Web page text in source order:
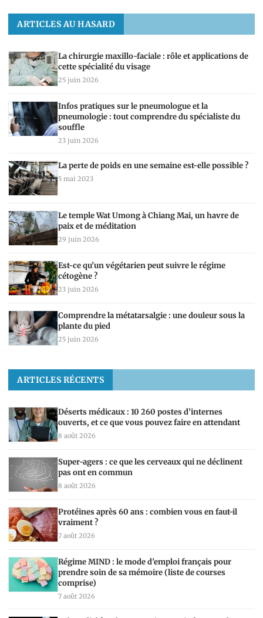
ARTICLES AU HASARD
La chirurgie maxillo-faciale : rôle et applications de
cette spécialité du visage
25 juin 2026
Infos pratiques sur le pneumologue et la
pneumologie : tout comprendre du spécialiste du
souffle
23 juin 2026
La perte de poids en une semaine est-elle possible ?
5 mai 2023
Le temple Wat Umong à Chiang Mai, un havre de
paix et de méditation
29 juin 2026
Est-ce qu’un végétarien peut suivre le régime
cétogène ?
23 juin 2026
Comprendre la métatarsalgie : une douleur sous la
plante du pied
25 juin 2026
ARTICLES RÉCENTS
Déserts médicaux : 10 260 postes d’internes
ouverts, et ce que vous pouvez faire en attendant
8 août 2026
Super-agers : ce que les cerveaux qui ne déclinent
pas ont en commun
8 août 2026
Protéines après 60 ans : combien vous en faut-il
vraiment ?
7 août 2026
Régime MIND : le mode d’emploi français pour
prendre soin de sa mémoire (liste de courses
comprise)
7 août 2026